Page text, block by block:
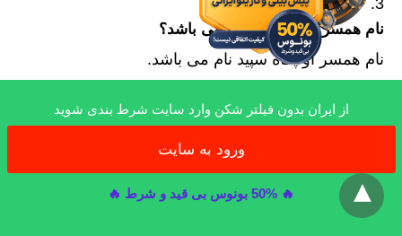
نام همسر مسترتیستر چه می باشد؟
نام همسر او پگاه سپید نام می باشد.
نام واقعی این شخص حمید سپید نام می باشد.
از ایران بدون فیلتر شکن وارد سایت شرط بندی شوید
ورود به سایت
🔥 50% بونوس بی قید و شرط 🔥